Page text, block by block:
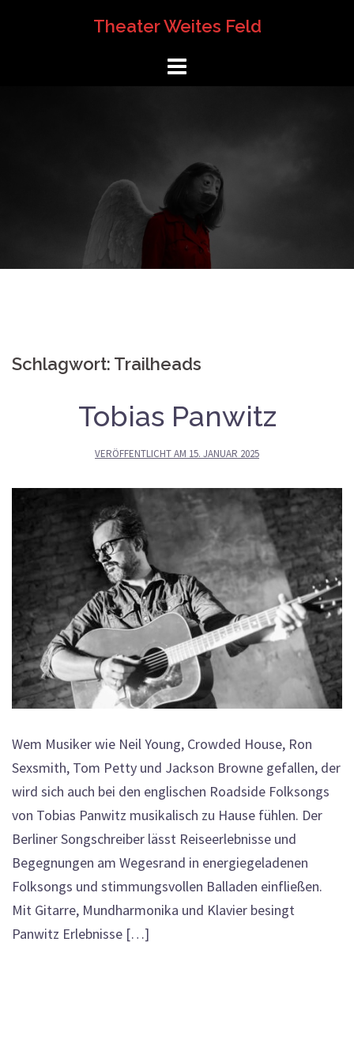
Theater Weites Feld
Schlagwort: Trailheads
Tobias Panwitz
VERÖFFENTLICHT AM 15. JANUAR 2025
Wem Musiker wie Neil Young, Crowded House, Ron
Sexsmith, Tom Petty und Jackson Browne gefallen, der
wird sich auch bei den englischen Roadside Folksongs
von Tobias Panwitz musikalisch zu Hause fühlen. Der
Berliner Songschreiber lässt Reiseerlebnisse und
Begegnungen am Wegesrand in energiegeladenen
Folksongs und stimmungsvollen Balladen einfließen.
Mit Gitarre, Mundharmonika und Klavier besingt
Panwitz Erlebnisse […]